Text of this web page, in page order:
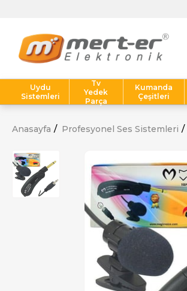
Uydu
Sistemleri
Tv
Yedek
Parça
Kumanda
Çeşitleri
Anasayfa Profesyonel Ses Sistemleri